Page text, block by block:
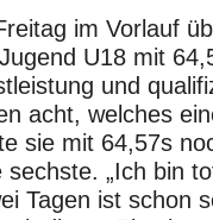
im Vorlauf
U18 mit
und
acht, welches
sie mit 64,57s
„Ich bin
Tagen ist schon